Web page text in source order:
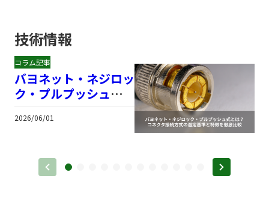
技術情報
コラム記事
バヨネット・ネジロッ
ク・プルプッシュ式と
は？コネクタ接続方式
の選定基準と特徴を徹
2026/06/01